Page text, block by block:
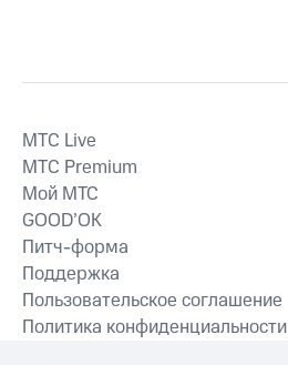
MTС Live
MTС Premium
Мой МТС
GOOD’OK
Питч-форма
Поддержка
Пользовательское соглашение
Политика конфиденциальности